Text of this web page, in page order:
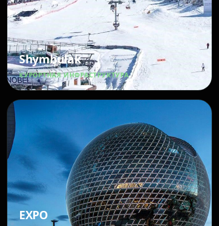
Shymbulak
КУРОРТНАЯ ИНФРАСТРУКТУРА
EXPO